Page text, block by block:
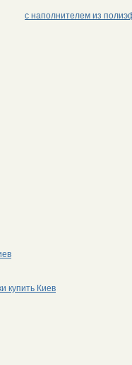
с наполнителем из
купить Киев